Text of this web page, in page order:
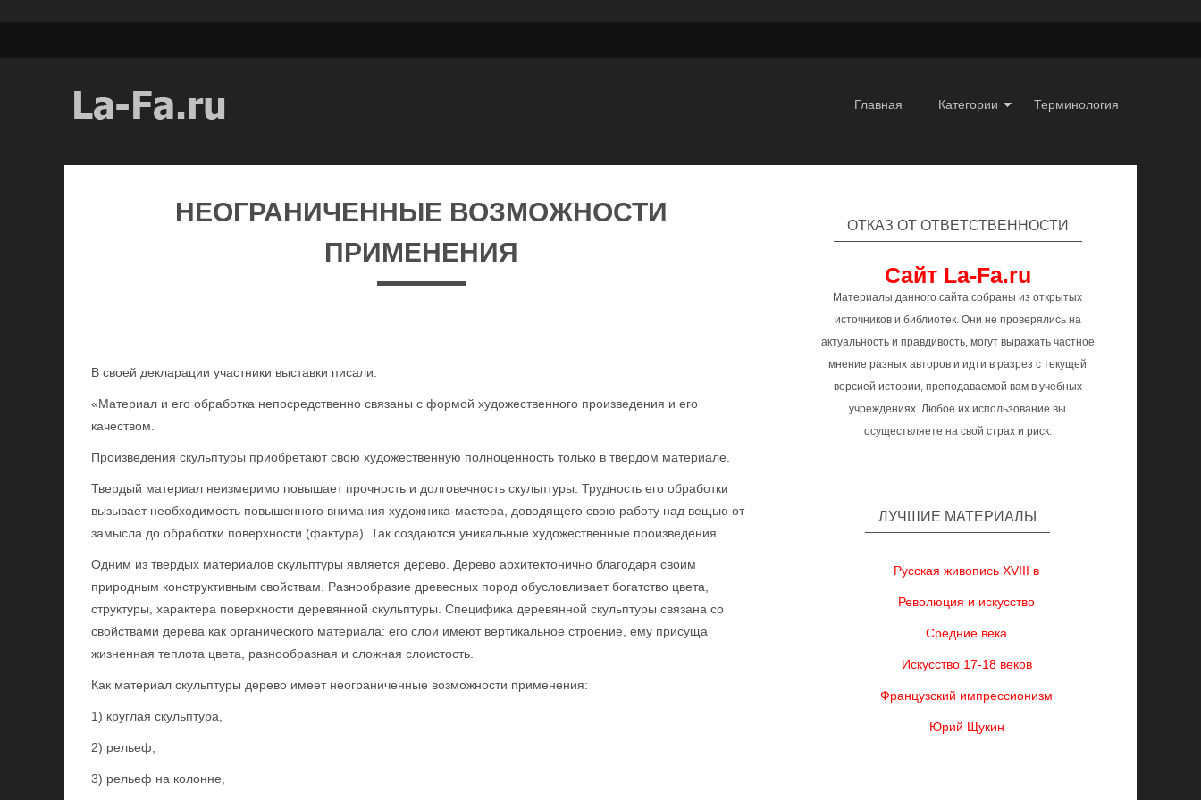
Главная Категории Терминология
НЕОГРАНИЧЕННЫЕ ВОЗМОЖНОСТИ
ПРИМЕНЕНИЯ
В своей декларации участники выставки писали:
«Материал и его обработка непосредственно связаны с формой художественного произведения и его
качеством.
Произведения скульптуры приобретают свою художественную полноценность только в твердом материале.
Твердый материал неизмеримо повышает прочность и долговечность скульптуры. Трудность его обработки
вызывает необходимость повышенного внимания художника-мастера, доводящего свою работу над вещью от
замысла до обработки поверхности (фактура). Так создаются уникальные художественные произведения.
Одним из твердых материалов скульптуры является дерево. Дерево архитектонично благодаря своим
природным конструктивным свойствам. Разнообразие древесных пород обусловливает богатство цвета,
структуры, характера поверхности деревянной скульптуры. Специфика деревянной скульптуры связана со
свойствами дерева как органического материала: его слои имеют вертикальное строение, ему присуща
жизненная теплота цвета, разнообразная и сложная слоистость.
Как материал скульптуры дерево имеет неограниченные возможности применения:
1) круглая скульптура,
2) рельеф,
3) рельеф на колонне,
ОТКАЗ ОТ ОТВЕТСТВЕННОСТИ
Сайт La-Fa.ru
Материалы данного сайта собраны из открытых
источников и библиотек. Они не проверялись на
актуальность и правдивость, могут выражать частное
мнение разных авторов и идти в разрез с текущей
версией истории, преподаваемой вам в учебных
учреждениях. Любое их использование вы
осуществляете на свой страх и риск.
ЛУЧШИЕ МАТЕРИАЛЫ
Русская живопись XVIII в
Революция и искусство
Средние века
Искусство 17-18 веков
Французский импрессионизм
Юрий Щукин